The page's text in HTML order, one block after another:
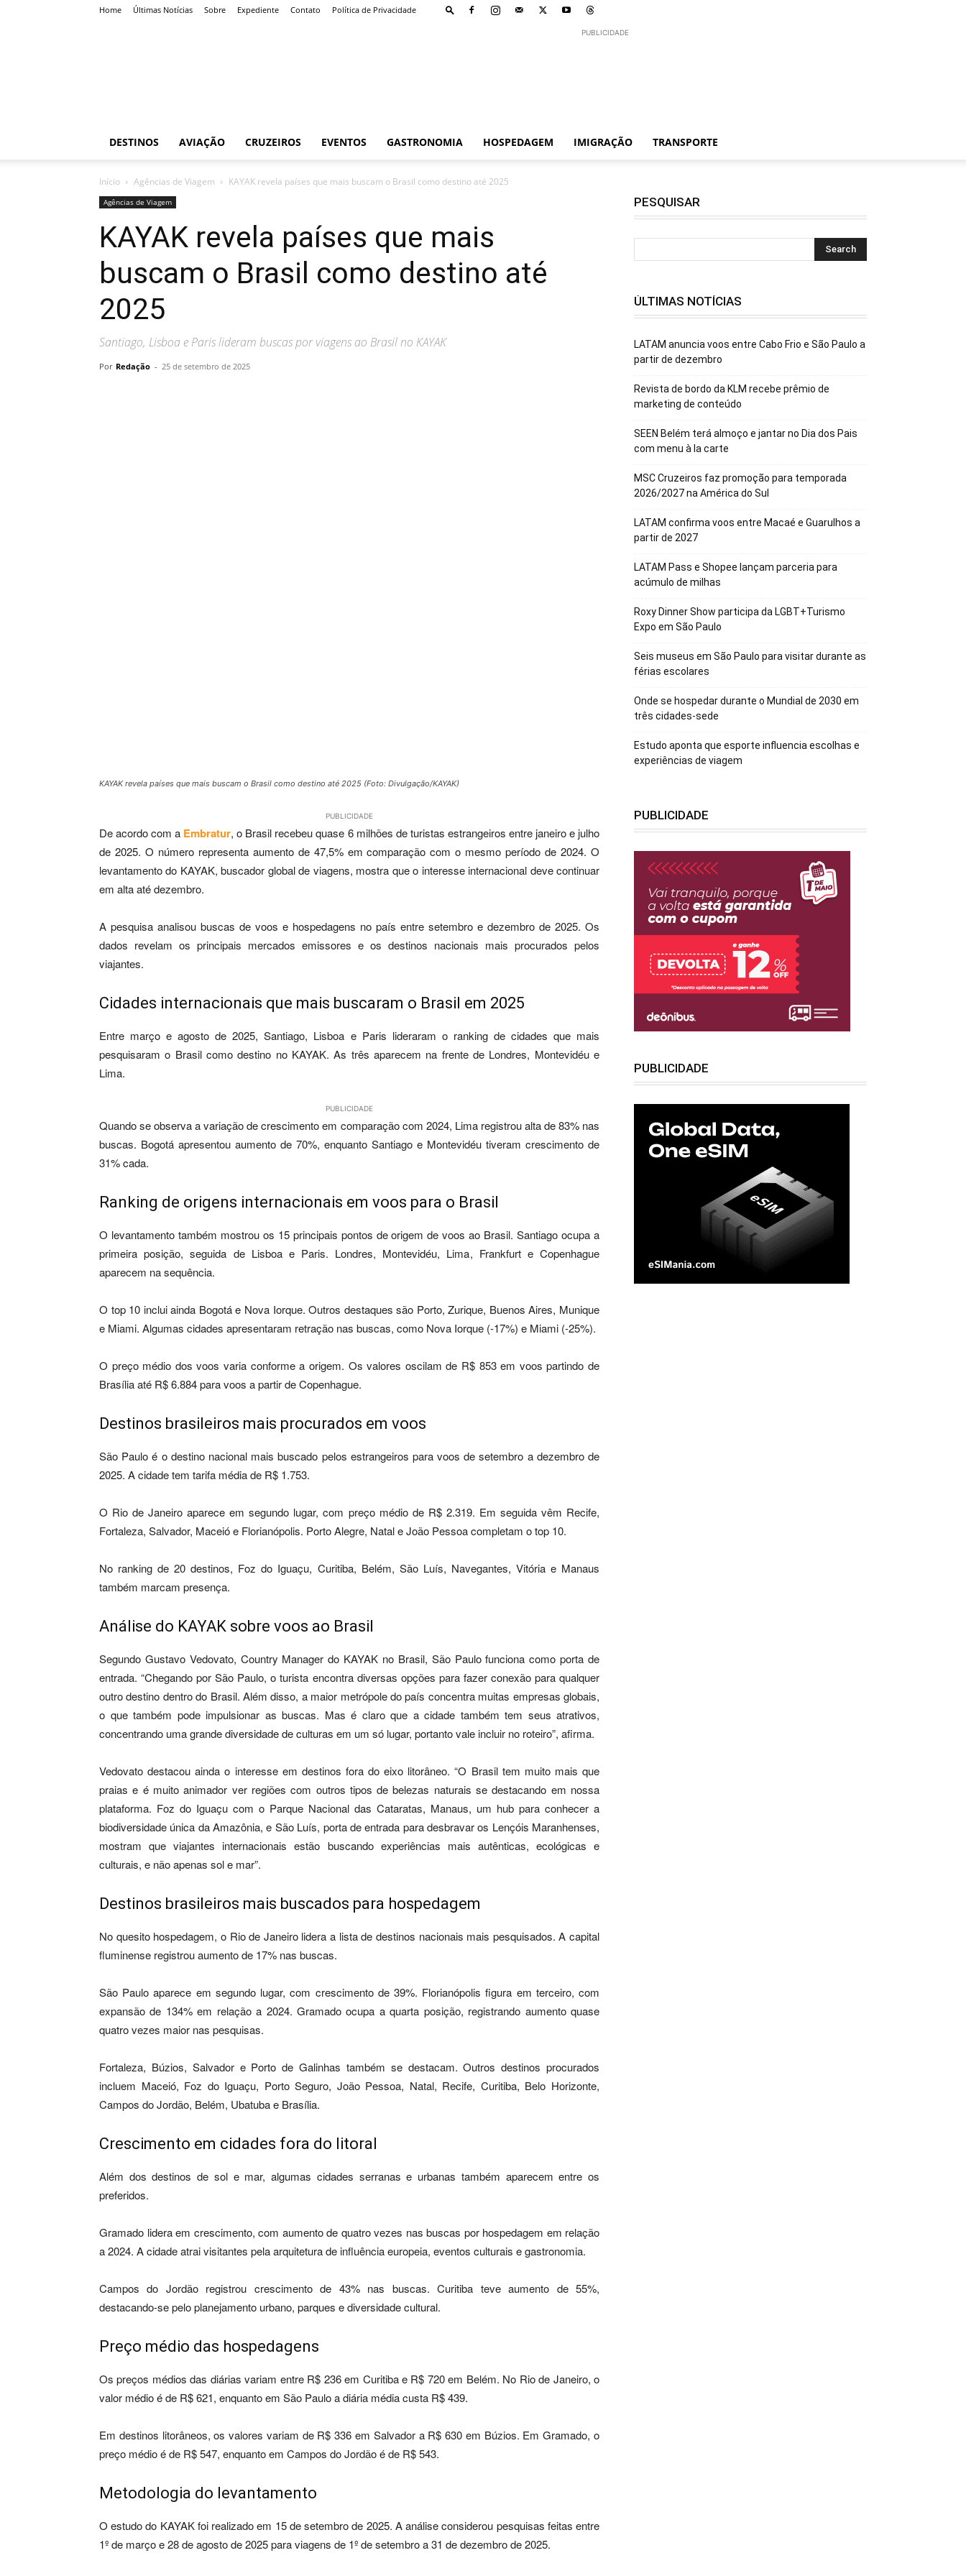
Home Últimas Notícias Sobre Expediente Contato Política de Privacidade
PUBLICIDADE
DESTINOS AVIAÇÃO CRUZEIROS EVENTOS GASTRONOMIA HOSPEDAGEM IMIGRAÇÃO TRANSPORTE
Início Agências de Viagem KAYAK revela países que mais buscam o Brasil como destino até 2025
Agências de Viagem
KAYAK revela países que mais
buscam o Brasil como destino até
2025
Santiago, Lisboa e Paris lideram buscas por viagens ao Brasil no KAYAK
Por Redação - 25 de setembro de 2025
KAYAK revela países que mais buscam o Brasil como destino até 2025 (Foto: Divulgação/KAYAK)
PUBLICIDADE
De acordo com a Embratur, o Brasil recebeu quase 6 milhões de turistas estrangeiros entre janeiro e julho
de 2025. O número representa aumento de 47,5% em comparação com o mesmo período de 2024. O
levantamento do KAYAK, buscador global de viagens, mostra que o interesse internacional deve continuar
em alta até dezembro.
A pesquisa analisou buscas de voos e hospedagens no país entre setembro e dezembro de 2025. Os
dados revelam os principais mercados emissores e os destinos nacionais mais procurados pelos
viajantes.
Cidades internacionais que mais buscaram o Brasil em 2025
Entre março e agosto de 2025, Santiago, Lisboa e Paris lideraram o ranking de cidades que mais
pesquisaram o Brasil como destino no KAYAK. As três aparecem na frente de Londres, Montevidéu e
Lima.
PUBLICIDADE
Quando se observa a variação de crescimento em comparação com 2024, Lima registrou alta de 83% nas
buscas. Bogotá apresentou aumento de 70%, enquanto Santiago e Montevidéu tiveram crescimento de
31% cada.
Ranking de origens internacionais em voos para o Brasil
O levantamento também mostrou os 15 principais pontos de origem de voos ao Brasil. Santiago ocupa a
primeira posição, seguida de Lisboa e Paris. Londres, Montevidéu, Lima, Frankfurt e Copenhague
aparecem na sequência.
O top 10 inclui ainda Bogotá e Nova Iorque. Outros destaques são Porto, Zurique, Buenos Aires, Munique
e Miami. Algumas cidades apresentaram retração nas buscas, como Nova Iorque (-17%) e Miami (-25%).
O preço médio dos voos varia conforme a origem. Os valores oscilam de R$ 853 em voos partindo de
Brasília até R$ 6.884 para voos a partir de Copenhague.
Destinos brasileiros mais procurados em voos
São Paulo é o destino nacional mais buscado pelos estrangeiros para voos de setembro a dezembro de
2025. A cidade tem tarifa média de R$ 1.753.
O Rio de Janeiro aparece em segundo lugar, com preço médio de R$ 2.319. Em seguida vêm Recife,
Fortaleza, Salvador, Maceió e Florianópolis. Porto Alegre, Natal e João Pessoa completam o top 10.
No ranking de 20 destinos, Foz do Iguaçu, Curitiba, Belém, São Luís, Navegantes, Vitória e Manaus
também marcam presença.
Análise do KAYAK sobre voos ao Brasil
Segundo Gustavo Vedovato, Country Manager do KAYAK no Brasil, São Paulo funciona como porta de
entrada. “Chegando por São Paulo, o turista encontra diversas opções para fazer conexão para qualquer
outro destino dentro do Brasil. Além disso, a maior metrópole do país concentra muitas empresas globais,
o que também pode impulsionar as buscas. Mas é claro que a cidade também tem seus atrativos,
concentrando uma grande diversidade de culturas em um só lugar, portanto vale incluir no roteiro”, afirma.
Vedovato destacou ainda o interesse em destinos fora do eixo litorâneo. “O Brasil tem muito mais que
praias e é muito animador ver regiões com outros tipos de belezas naturais se destacando em nossa
plataforma. Foz do Iguaçu com o Parque Nacional das Cataratas, Manaus, um hub para conhecer a
biodiversidade única da Amazônia, e São Luís, porta de entrada para desbravar os Lençóis Maranhenses,
mostram que viajantes internacionais estão buscando experiências mais autênticas, ecológicas e
culturais, e não apenas sol e mar”.
Destinos brasileiros mais buscados para hospedagem
No quesito hospedagem, o Rio de Janeiro lidera a lista de destinos nacionais mais pesquisados. A capital
fluminense registrou aumento de 17% nas buscas.
São Paulo aparece em segundo lugar, com crescimento de 39%. Florianópolis figura em terceiro, com
expansão de 134% em relação a 2024. Gramado ocupa a quarta posição, registrando aumento quase
quatro vezes maior nas pesquisas.
Fortaleza, Búzios, Salvador e Porto de Galinhas também se destacam. Outros destinos procurados
incluem Maceió, Foz do Iguaçu, Porto Seguro, João Pessoa, Natal, Recife, Curitiba, Belo Horizonte,
Campos do Jordão, Belém, Ubatuba e Brasília.
Crescimento em cidades fora do litoral
Além dos destinos de sol e mar, algumas cidades serranas e urbanas também aparecem entre os
preferidos.
Gramado lidera em crescimento, com aumento de quatro vezes nas buscas por hospedagem em relação
a 2024. A cidade atrai visitantes pela arquitetura de influência europeia, eventos culturais e gastronomia.
Campos do Jordão registrou crescimento de 43% nas buscas. Curitiba teve aumento de 55%,
destacando-se pelo planejamento urbano, parques e diversidade cultural.
Preço médio das hospedagens
Os preços médios das diárias variam entre R$ 236 em Curitiba e R$ 720 em Belém. No Rio de Janeiro, o
valor médio é de R$ 621, enquanto em São Paulo a diária média custa R$ 439.
Em destinos litorâneos, os valores variam de R$ 336 em Salvador a R$ 630 em Búzios. Em Gramado, o
preço médio é de R$ 547, enquanto em Campos do Jordão é de R$ 543.
Metodologia do levantamento
O estudo do KAYAK foi realizado em 15 de setembro de 2025. A análise considerou pesquisas feitas entre
1º de março e 28 de agosto de 2025 para viagens de 1º de setembro a 31 de dezembro de 2025.
PESQUISAR
ÚLTIMAS NOTÍCIAS
LATAM anuncia voos entre Cabo Frio e São Paulo a
partir de dezembro
Revista de bordo da KLM recebe prêmio de
marketing de conteúdo
SEEN Belém terá almoço e jantar no Dia dos Pais
com menu à la carte
MSC Cruzeiros faz promoção para temporada
2026/2027 na América do Sul
LATAM confirma voos entre Macaé e Guarulhos a
partir de 2027
LATAM Pass e Shopee lançam parceria para
acúmulo de milhas
Roxy Dinner Show participa da LGBT+Turismo
Expo em São Paulo
Seis museus em São Paulo para visitar durante as
férias escolares
Onde se hospedar durante o Mundial de 2030 em
três cidades-sede
Estudo aponta que esporte influencia escolhas e
experiências de viagem
PUBLICIDADE
PUBLICIDADE